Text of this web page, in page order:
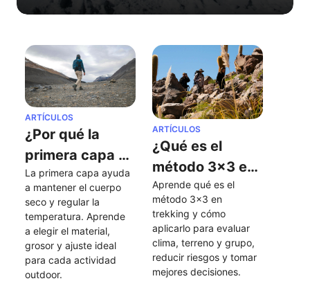
ARTÍCULOS
¿Por qué la
primera capa
es tan
importante en
las actividades
al aire libre?
La primera capa ayuda
a mantener el cuerpo
seco y regular la
temperatura. Aprende
a elegir el material,
grosor y ajuste ideal
para cada actividad
outdoor.
ARTÍCULOS
¿Qué es el
método 3x3 en
trekking y por
qué deberías
aplicarlo?
Aprende qué es el
método 3x3 en
trekking y cómo
aplicarlo para evaluar
clima, terreno y grupo,
reducir riesgos y tomar
mejores decisiones.